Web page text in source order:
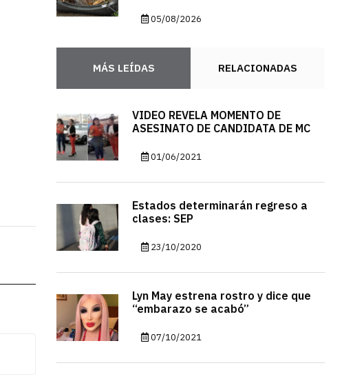
05/08/2026
MÁS LEÍDAS RELACIONADAS
VIDEO REVELA MOMENTO DE
ASESINATO DE CANDIDATA DE MC
01/06/2021
Estados determinarán regreso a
clases: SEP
23/10/2020
Lyn May estrena rostro y dice que
“embarazo se acabó”
07/10/2021